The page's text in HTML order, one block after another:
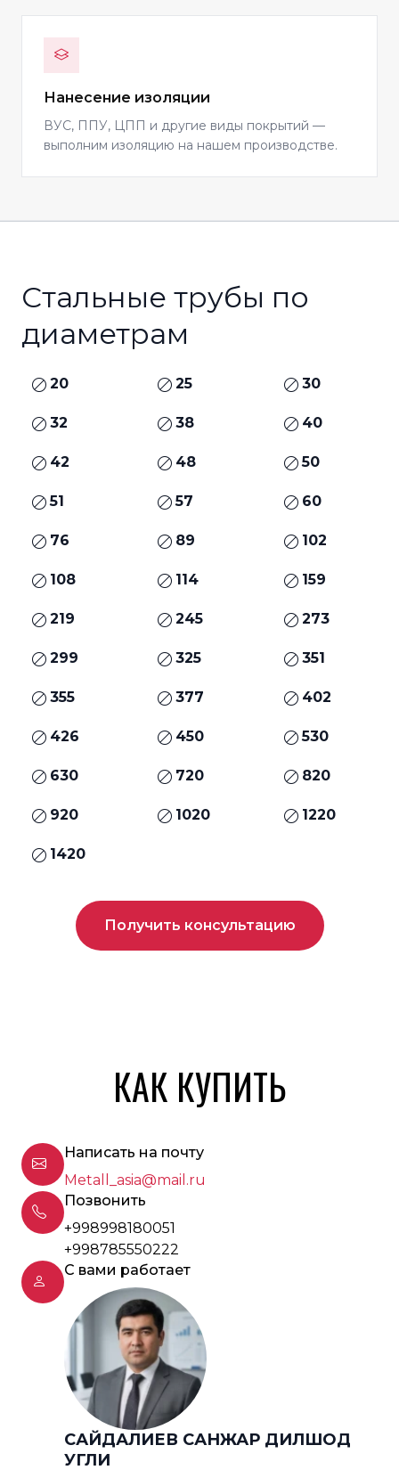
Нанесение изоляции
ВУС, ППУ, ЦПП и другие виды покрытий —
выполним изоляцию на нашем производстве.
Стальные трубы по
диаметрам
20 25 30
32 38 40
42 48 50
51 57 60
76 89 102
108 114 159
219 245 273
299 325 351
355 377 402
426 450 530
630 720 820
920 1020 1220
1420
Получить консультацию
КАК КУПИТЬ
Написать на почту
Metall_asia@mail.ru
Позвонить
+998998180051
+998785550222
С вами работает
САЙДАЛИЕВ САНЖАР ДИЛШОД
УГЛИ